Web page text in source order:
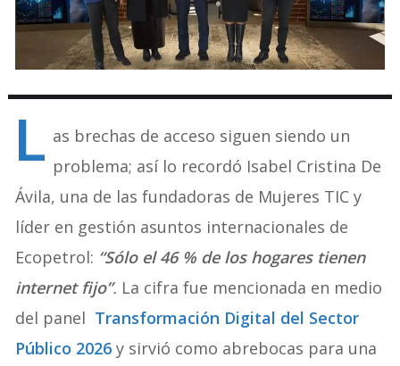
L as brechas de acceso siguen siendo un
problema; así lo recordó Isabel Cristina De
Ávila, una de las fundadoras de Mujeres TIC y
líder en gestión asuntos internacionales de
Ecopetrol: “Sólo el 46 % de los hogares tienen
internet fijo”. La cifra fue mencionada en medio
del panel Transformación Digital del Sector
Público 2026 y sirvió como abrebocas para una